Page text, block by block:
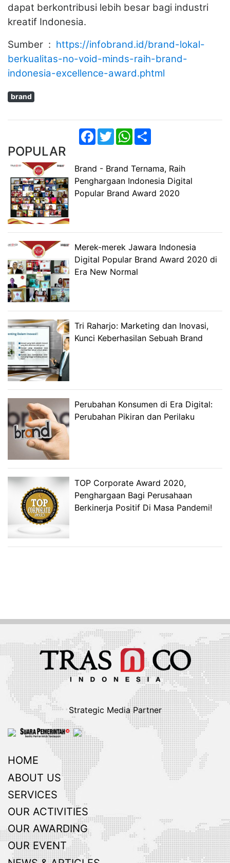
dapat berkontribusi lebih besar bagi industri
kreatif Indonesia.
Sumber : https://infobrand.id/brand-lokal-
berkualitas-no-void-minds-raih-brand-
indonesia-excellence-award.phtml
brand
Facebook
TwitterWhatsApp
POPULAR
Brand - Brand Ternama, Raih
Penghargaan Indonesia Digital
Popular Brand Award 2020
Merek-merek Jawara Indonesia
Digital Popular Brand Award 2020 di
Era New Normal
Tri Raharjo: Marketing dan Inovasi,
Kunci Keberhasilan Sebuah Brand
Perubahan Konsumen di Era Digital:
Perubahan Pikiran dan Perilaku
TOP Corporate Award 2020,
Penghargaan Bagi Perusahaan
Berkinerja Positif Di Masa Pandemi!
Strategic Media Partner
HOME
ABOUT US
SERVICES
OUR ACTIVITIES
OUR AWARDING
OUR EVENT